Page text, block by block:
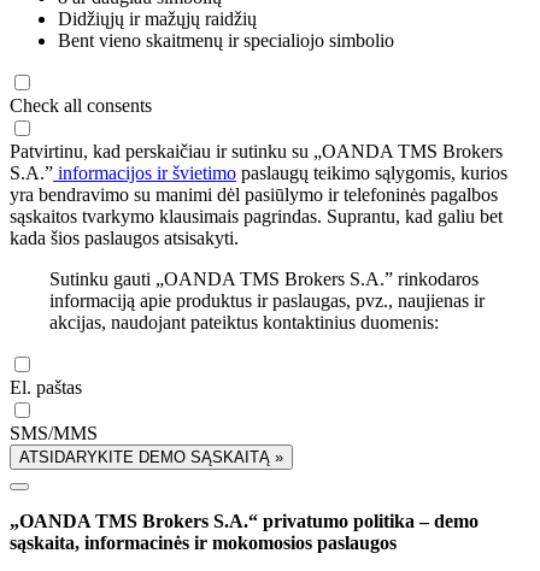
Didžiųjų ir mažųjų raidžių
Bent vieno skaitmenų ir specialiojo simbolio
Check all consents
Patvirtinu, kad perskaičiau ir sutinku su „OANDA TMS Brokers
S.A.” informacijos ir švietimo paslaugų teikimo sąlygomis, kurios
yra bendravimo su manimi dėl pasiūlymo ir telefoninės pagalbos
sąskaitos tvarkymo klausimais pagrindas. Suprantu, kad galiu bet
kada šios paslaugos atsisakyti.
Sutinku gauti „OANDA TMS Brokers S.A.” rinkodaros
informaciją apie produktus ir paslaugas, pvz., naujienas ir
akcijas, naudojant pateiktus kontaktinius duomenis:
El. paštas
SMS/MMS
ATSIDARYKITE DEMO SĄSKAITĄ »
„OANDA TMS Brokers S.A.“ privatumo politika – demo
sąskaita, informacinės ir mokomosios paslaugos